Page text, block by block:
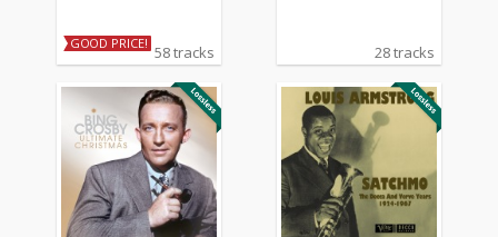
GOOD PRICE! 58 tracks 28 tracks